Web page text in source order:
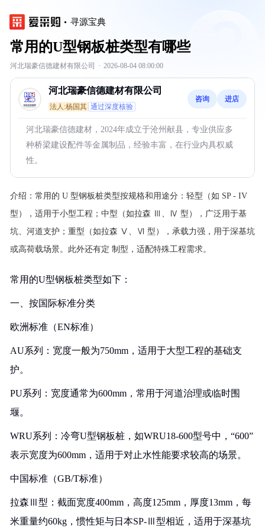
寻源宝典
常用的U型钢板桩类型有哪些
河北瑞豪信德建材有限公司 · 2026-08-04 08:00:00
河北瑞豪信德建材有限公司
法人:杨国其 通过深度核验
咨询 进店
河北瑞豪信德建材，2024年成立于沧州献县，专业供应多
种桥梁建设配件等金属制品，经验丰富，在行业内具权威
性。
介绍： 常用的 U 型钢板桩类型按规格和用途分：轻型（如 SP - IV
型），适用于小型工程；中型（如拉森 Ⅲ、Ⅳ 型），广泛用于基
坑、河道支护；重型（如拉森 Ⅴ、Ⅵ 型），承载力强，用于深基坑
或高荷载场景。此外还有定 制型，适配特殊工程需求。
常用的U型钢板桩类型如下：
一、按国际标准分类
欧洲标准（EN标准）
AU系列：宽度一般为750mm，适用于大型工程的基础支
护。
PU系列：宽度通常为600mm，常用于河道治理或临时围
堰。
WRU系列：冷弯U型钢板桩，如WRU18-600型号中，“600”
表示宽度为600mm，适用于对止水性能要求较高的场景。
中国标准（GB/T标准）
拉森Ⅲ型：截面宽度400mm，高度125mm，厚度13mm，每
米重量约60kg，惯性矩与日本SP-Ⅲ型相近，适用于深基坑